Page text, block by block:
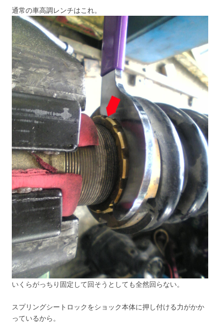
通常の車高調レンチはこれ。
いくらがっちり固定して回そうとしても全然回らない。
スプリングシートロックをショック本体に押し付ける力がかか
っているから。